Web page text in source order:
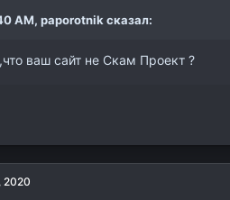
AM, paporotnik сказал:
ваш сайт не Скам Проект ?
2020